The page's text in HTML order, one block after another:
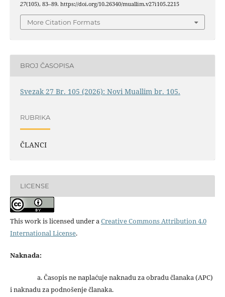
27(105), 83–89. https://doi.org/10.26340/muallim.v27i105.2215
More Citation Formats
BROJ ČASOPISA
Svezak 27 Br. 105 (2026): Novi Muallim br. 105.
RUBRIKA
ČLANCI
LICENSE
This work is licensed under aCreative Commons Attribution 4.0
International License.
Naknada:
a. Časopis ne naplaćuje naknadu za obradu članaka (APC)
i naknadu za podnošenje članaka.